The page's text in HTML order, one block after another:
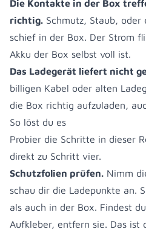
Die Kontakte in der Box
richtig. Schmutz, Staub,
schief in der Box. Der Strom
Akku der Box selbst voll ist.
Das Ladegerät liefert nicht
billigen Kabel oder alten
die Box richtig aufzuladen,
So löst du es
Probier die Schritte in dieser
direkt zu Schritt vier.
Schutzfolien prüfen. Nimm
schau dir die Ladepunkte an.
als auch in der Box. Findest
Aufkleber, entfern sie. Das ist